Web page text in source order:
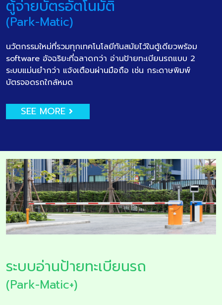
ตู้จ่ายบัตรอัตโนมัติ
(Park-Matic)
นวัตกรรมใหม่ที่รวมทุกเทคโนโลยีทันสมัยไว้ในตู้เดียวพร้อม
software อัจฉริยะที่ฉลาดกว่า อ่านป้ายทะเบียนรถแบบ 2
ระบบแม่นยำกว่า แจ้งเตือนผ่านมือถือ เช่น กระดาษพิมพ์
บัตรจอดรถใกล้หมด
SEE MORE
ระบบอ่านป้ายทะเบียนรถ
(Park-Matic+)